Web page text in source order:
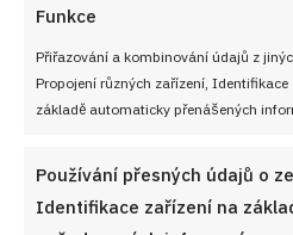
Funkce
Přiřazování a kombinování údajů z
Propojení různých zařízení, Identifikace
základě automaticky přenášených
Používání přesných údajů o
Identifikace zařízení na
PŘIDAT DO OBLÍBENÝCH